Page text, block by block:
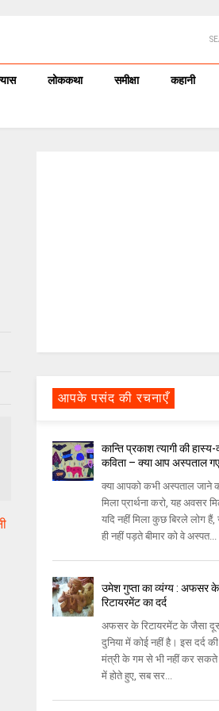
लोककथा समीक्षा कहानी
आपके पसंद की रचनाएँ
कान्ति प्रकाश त्यागी की हास्य-
कविता – क्या आप अस्पताल
क्या आपको कभी अस्पताल जाने
मिला प्रार्थना करो, यह अवसर
यदि नहीं मिला कुछ बिरले लोग हैं,
ही नहीं पड़ते बीमार को वे अस्पत...
उमेश गुप्ता का व्यंग्य : अफसर के
रिटायरमेंट का दर्द
अफसर के रिटायरमेंट के जैसा
दुनिया में कोई नहीं है। इस दर्द
मंत्री के गम से भी नहीं कर सकते
में होते हुए, सब सर...